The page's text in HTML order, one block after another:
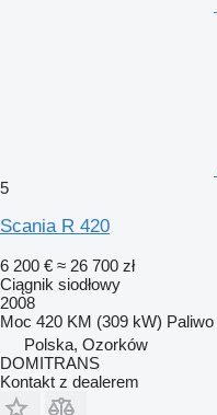
5
Scania R 420
6 200 € ≈ 26 700 zł
Ciągnik siodłowy
2008
Moc 420 KM (309 kW) Paliwo
Polska, Ozorków
DOMITRANS
Kontakt z dealerem